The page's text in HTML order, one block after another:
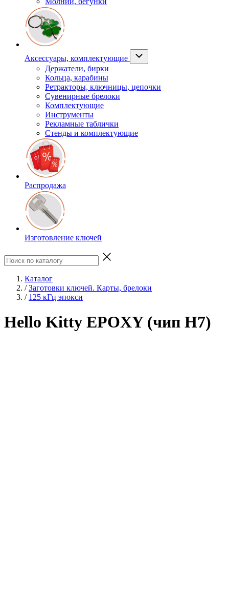
Аксессуары, комплектующие
Держатели, бирки
Кольца, карабины
Ретракторы, ключницы, цепочки
Сувенирные брелоки
Комплектующие
Инструменты
Рекламные таблички
Стенды и комплектующие
Распродажа
Изготовление ключей
Каталог
/ Заготовки ключей. Карты, брелоки
/ 125 кГц эпокси
Hello Kitty EPOXY (чип H7)